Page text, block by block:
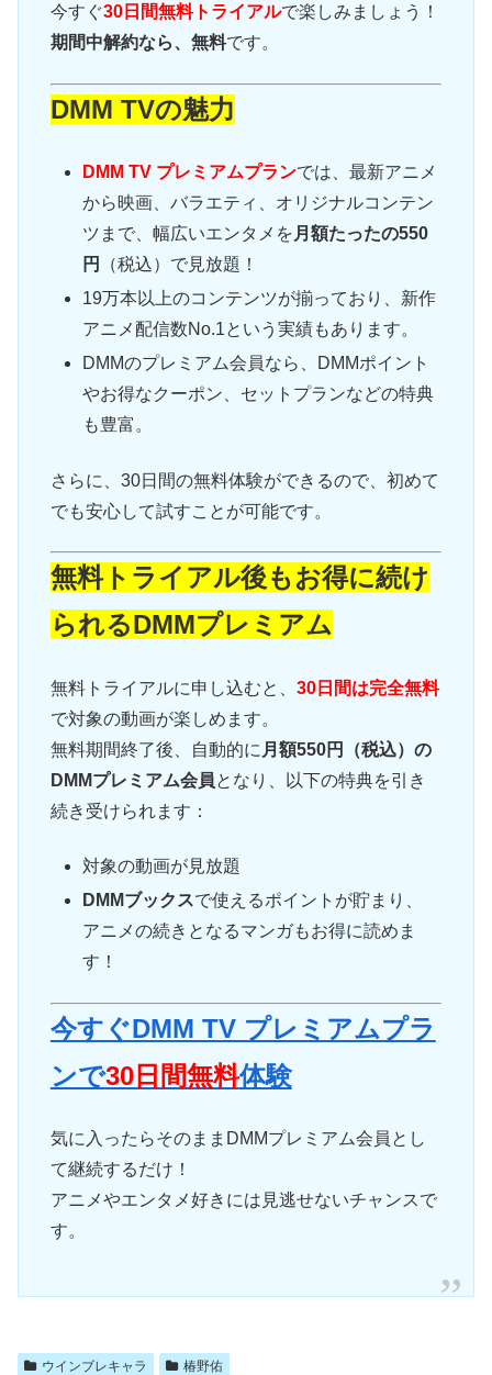
今すぐ30日間無料トライアルで楽しみましょう！
期間中解約なら、無料です。
DMM TVの魅力
DMM TV プレミアムプランでは、最新アニメ
から映画、バラエティ、オリジナルコンテン
ツまで、幅広いエンタメを 月額たったの550
円
（税込）で見放題！
19万本以上のコンテンツが揃っており、新作
アニメ配信数No.1という実績もあります。
DMMのプレミアム会員なら、DMMポイント
やお得なクーポン、セットプランなどの特典
も豊富。
さらに、30日間の無料体験ができるので、初めて
でも安心して試すことが可能です。
無料トライアル後もお得に続け
られるDMMプレミアム
無料トライアルに申し込むと、 30日間は完全無料
で対象の動画が楽しめます。
無料期間終了後、自動的に 月額550円（税込）の
DMMプレミアム会員となり、以下の特典を引き
続き受けられます：
対象の動画が見放題
DMMブックスで使えるポイントが貯まり、
アニメの続きとなるマンガもお得に読めま
す！
今すぐDMM TV プレミアムプラ
ンで30日間無料体験
気に入ったらそのままDMMプレミアム会員とし
て継続するだけ！
アニメやエンタメ好きには見逃せないチャンスで
す。
ウインブレキャラ 椿野佑